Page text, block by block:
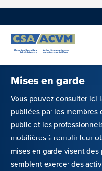
Mises en garde
Vous pouvez consulter ici
publiées par les membres
public et les
mobilières à remplir leur
mises en garde visent
semblent exercer des